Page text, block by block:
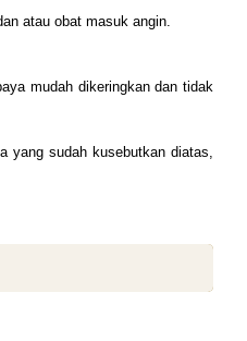
atau obat masuk angin.
mudah dikeringkan dan tidak
yang sudah kusebutkan diatas,